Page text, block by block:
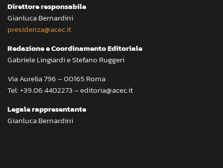
Direttore responsabile
Gianluca Bernardini
presidenza@acec.it
Redazione e Coordinamento Editoriale
Gabriele Lingiardi e Stefano Ruggeri
Via Aurelia 796 – 00165 Roma
Tel: +39.06.4402273 – editoria@acec.it
Legale rappresentante
Gianluca Bernardini